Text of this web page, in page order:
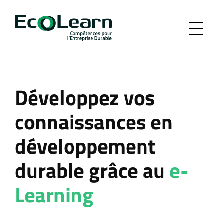
Développez vos
connaissances en
développement
durable grâce aue-
Learning